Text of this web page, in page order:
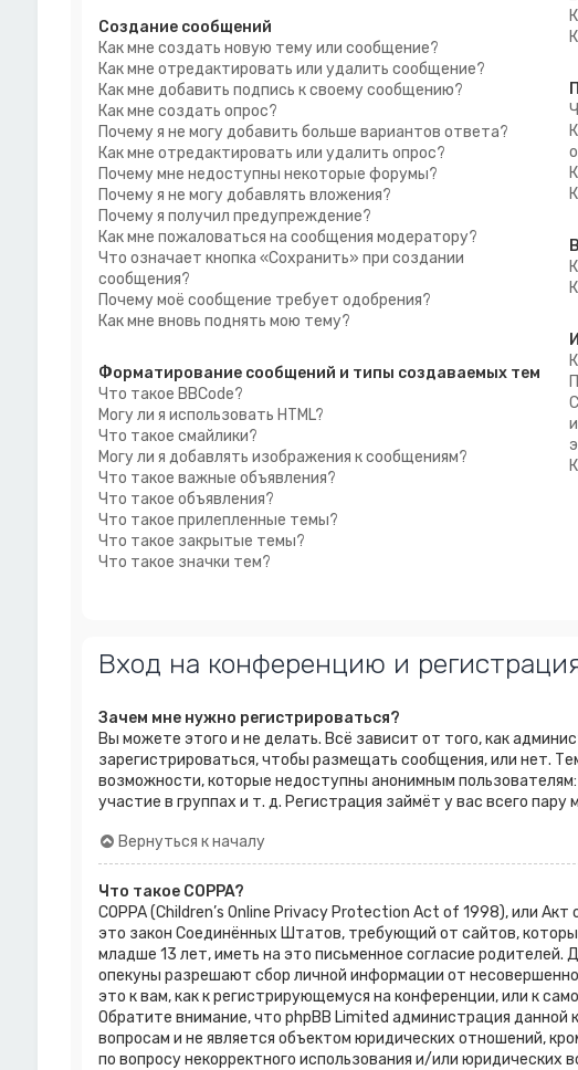
Создание сообщений
Как мне создать новую тему или сообщение?
Как мне отредактировать или удалить сообщение?
Как мне добавить подпись к своему сообщению?
Как мне создать опрос?
Почему я не могу добавить больше вариантов ответа?
Как мне отредактировать или удалить опрос?
Почему мне недоступны некоторые форумы?
Почему я не могу добавлять вложения?
Почему я получил предупреждение?
Как мне пожаловаться на сообщения модератору?
Что означает кнопка «Сохранить» при создании
сообщения?
Почему моё сообщение требует одобрения?
Как мне вновь поднять мою тему?
Форматирование сообщений и типы создаваемых тем
Что такое BBCode?
Могу ли я использовать HTML?
Что такое смайлики?
Могу ли я добавлять изображения к сообщениям?
Что такое важные объявления?
Что такое объявления?
Что такое прилепленные темы?
Что такое закрытые темы?
Что такое значки тем?
Вход на конференцию и
Зачем мне нужно регистрироваться?
Вы можете этого и не делать. Всё зависит от того, как
зарегистрироваться, чтобы размещать сообщения, или нет.
возможности, которые недоступны анонимным
участие в группах и т. д. Регистрация займёт у вас всего
Вернуться к началу
Что такое COPPA?
COPPA (Children’s Online Privacy Protection Act of 1998), или
это закон Соединённых Штатов, требующий от сайтов,
младше 13 лет, иметь на это письменное согласие
опекуны разрешают сбор личной информации от
это к вам, как к регистрирующемуся на конференции, или к
Обратите внимание, что phpBB Limited администрация
вопросам и не является объектом юридических отношений,
по вопросу некорректного использования и/или юридических